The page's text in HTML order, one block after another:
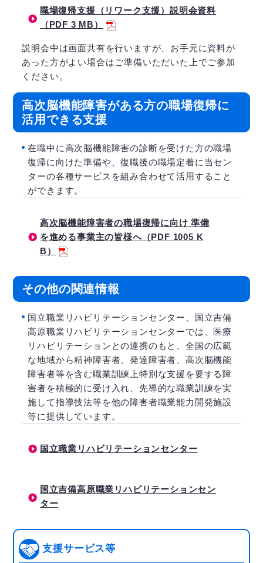
職場復帰支援（リワーク支援）説明会資料
（PDF 3 MB）
説明会中は画面共有を行いますが、お手元に資料が
あった方がよい場合はご準備いただいた上でご参加
ください。
高次脳機能障害がある方の職場復帰に
活用できる支援
在職中に高次脳機能障害の診断を受けた方の職場
復帰に向けた準備や、復職後の職場定着に当セン
ターの各種サービスを組み合わせて活用すること
ができます。
高次脳機能障害者の職場復帰に向け 準備
を進める事業主の皆様へ（PDF 1005 K
B）
その他の関連情報
国立職業リハビリテーションセンター、国立吉備
高原職業リハビリテーションセンターでは、医療
リハビリテーションとの連携のもと、全国の広範
な地域から精神障害者、発達障害者、高次脳機能
障害者等を含む職業訓練上特別な支援を要する障
害者を積極的に受け入れ、先導的な職業訓練を実
施して指導技法等を他の障害者職業能力開発施設
等に提供しています。
国立職業リハビリテーションセンター
国立吉備高原職業リハビリテーションセン
ター
支援サービス等